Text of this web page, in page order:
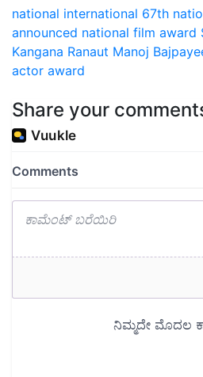
national international 67th
announced national film award
Kangana Ranaut Manoj
actor award
Share your